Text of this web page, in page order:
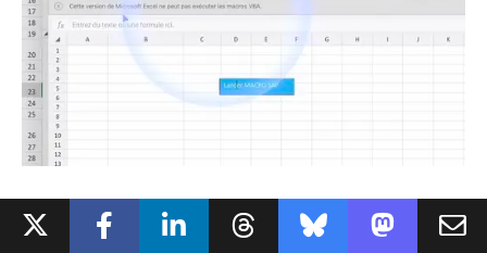
Mais le plus gros problème vient des applications
elles-mêmes, qu'elles soient développées par